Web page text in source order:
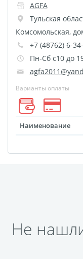
Напольная графика
Широкоформатное
ламинирование
Изготовление
Оформление
Накатка Фото на
Фото в
Фотопечать на
AGFA
Тульская
Комсомольская,
+7 (48762) 6-
Пн-Сб с10 до
Варианты оплаты
Наименование
Не